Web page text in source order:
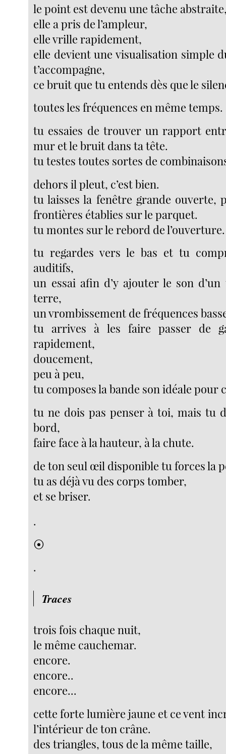
le point est devenu une tâche
elle a pris de l’ampleur,
elle vrille rapidement,
elle devient une visualisation simple
t’accompagne,
ce bruit que tu entends dès que le
toutes les fréquences en même temps.
tu essaies de trouver un rapport
mur et le bruit dans ta tête.
tu testes toutes sortes de
dehors il pleut, c’est bien.
tu laisses la fenêtre grande ouverte,
frontières établies sur le parquet.
tu montes sur le rebord de l’ouverture.
tu regardes vers le bas et tu
auditifs,
un essai afin d’y ajouter le son
terre,
un vrombissement de fréquences
tu arrives à les faire passer de
rapidement,
doucement,
peu à peu,
tu composes la bande son idéale pour
tu ne dois pas penser à toi, mais tu
bord,
faire face à la hauteur, à la chute.
de ton seul œil disponible tu forces la
tu as déjà vu des corps tomber,
et se briser.
.
⦿
.
Traces
trois fois chaque nuit,
le même cauchemar.
encore.
encore..
encore...
cette forte lumière jaune et ce vent
l’intérieur de ton crâne.
des triangles, tous de la même taille,